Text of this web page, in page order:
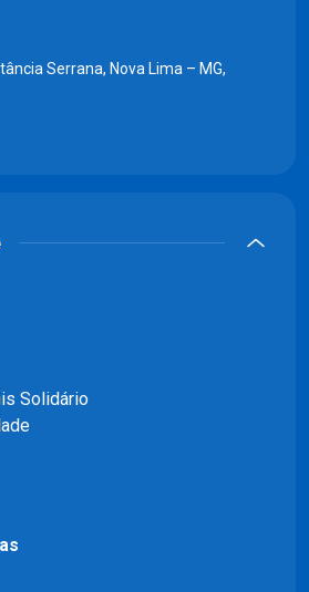
Serrana, Nova Lima – MG,
Solidário